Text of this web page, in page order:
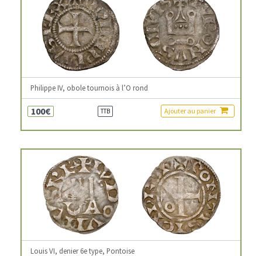
Philippe IV, obole tournois à l’O rond
100€ TTB Ajouter au panier
Louis VI, denier 6e type, Pontoise